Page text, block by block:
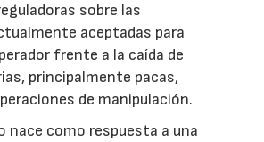
sobre las
aceptadas para
frente a la caída de
principalmente pacas,
de manipulación.
nace como respuesta a una